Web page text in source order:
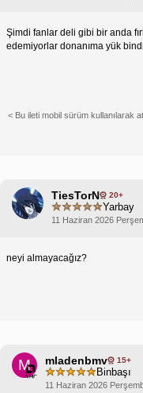
Şimdi fanlar deli gibi bir anda
edemiyorlar donanıma yük
< Bu ileti mobil sürüm kullanılarak
TiesTorN 20+
Yarbay
11 Haziran 2026
neyi almayacağız?
M mladenbmv 15+
Binbaşı
11 Haziran 2026